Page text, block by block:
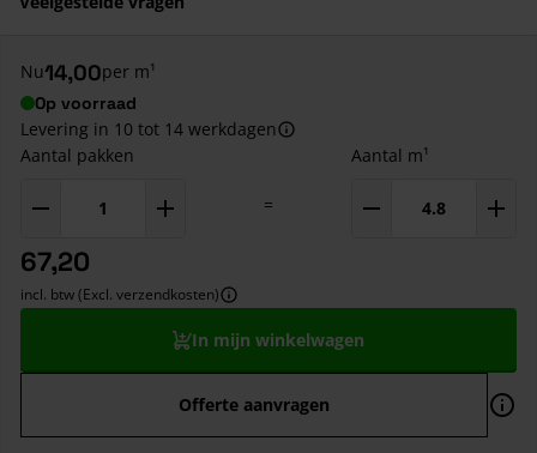
Nu14,00per m¹
Op voorraad
Levering in 10 tot 14 werkdagen
Aantal pakken
=
Aantal m¹
67,20
incl. btw (Excl. verzendkosten)
In mijn winkelwagen
Offerte aanvragen